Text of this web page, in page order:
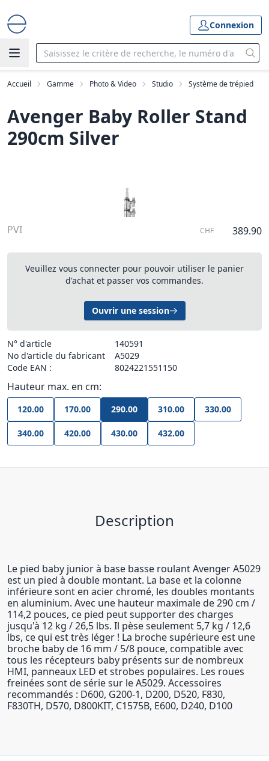
Connexion
Accueil Gamme Photo & Video Studio Système de trépied
Avenger Baby Roller Stand
290cm Silver
PVI CHF 389.90
Veuillez vous connecter pour pouvoir utiliser le panier
d'achat et passer vos commandes.
Ouvrir une session
N° d'article
140591
No d'article du fabricant
A5029
Code EAN :
8024221551150
Hauteur max. en cm:
120.00 170.00 290.00 310.00 330.00
340.00 420.00 430.00 432.00
Description
Le pied baby junior à base basse roulant Avenger A5029
est un pied à double montant. La base et la colonne
inférieure sont en acier chromé, les doubles montants
en aluminium. Avec une hauteur maximale de 290 cm /
114,2 pouces, ce pied peut supporter des charges
jusqu'à 12 kg / 26,5 lbs. Il pèse seulement 5,7 kg / 12,6
lbs, ce qui est très léger ! La broche supérieure est une
broche baby de 16 mm / 5/8 pouce, compatible avec
tous les récepteurs baby présents sur de nombreux
HMI, panneaux LED et strobes populaires. Les roues
freinées sont de série sur le A5029. Accessoires
recommandés : D600, G200-1, D200, D520, F830,
F830TH, D570, D800KIT, C1575B, E600, D240, D100